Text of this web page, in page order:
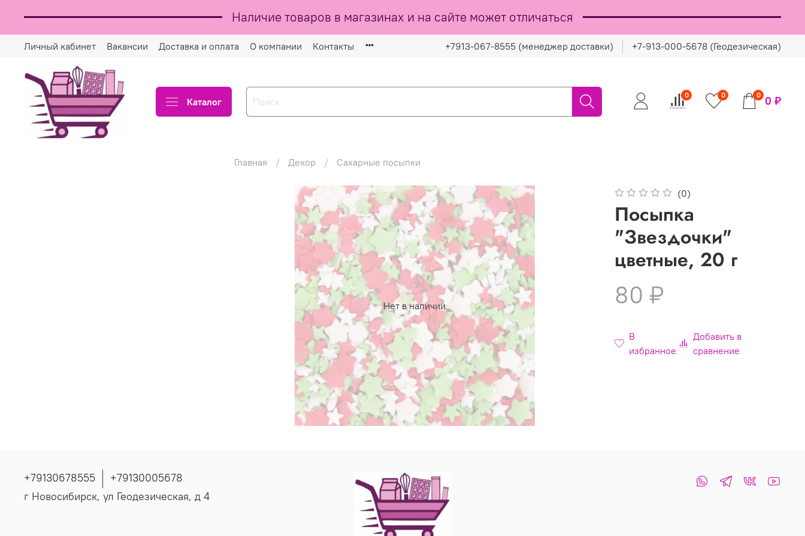
Наличие товаров в магазинах и на сайте может отличаться
Личный кабинет Вакансии Доставка и оплата О компании Контакты +7913-067-8555 (менеджер доставки) +7-913-000-5678 (Геодезическая)
Каталог
0 0 0 0 ₽
Главная Декор Сахарные посыпки
Нет в наличии
(0)
Посыпка
"Звездочки"
цветные, 20 г
80 ₽
В
избранное
Добавить в
сравнение
+79130678555
+79130005678
г Новосибирск, ул Геодезическая, д 4